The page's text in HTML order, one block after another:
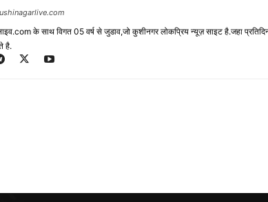
के साथ विगत 05 वर्ष से जुडाव,जो कुशीनगर लोकप्रिय न्यूज़ साइट है.जहा
है.